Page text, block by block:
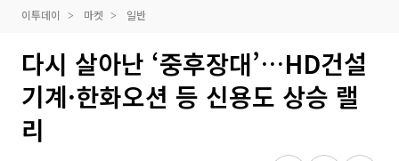
이투데이 마켓 일반
다시 살아난 ‘중후장대’…HD건설
기계·한화오션 등 신용도 상승 랠
리